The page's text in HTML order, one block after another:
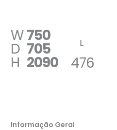
W750
D 705
H 2090 476
Informação Geral